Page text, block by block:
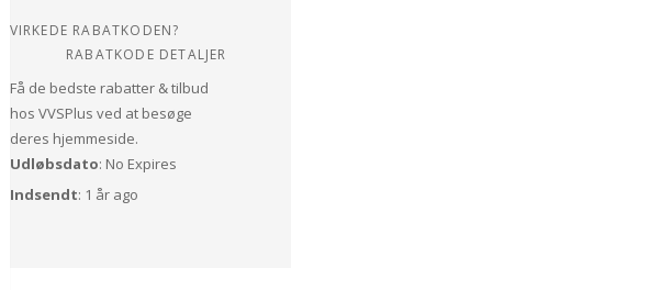
VIRKEDE RABATKODEN?
RABATKODE DETALJER
Få de bedste rabatter & tilbud
hos VVSPlus ved at besøge
deres hjemmeside.
Udløbsdato: No Expires
Indsendt: 1 år ago